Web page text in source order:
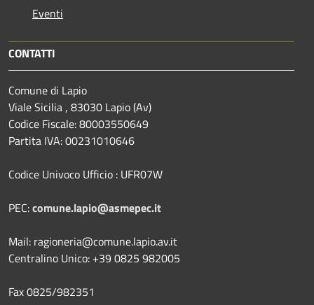
Eventi
CONTATTI
Comune di Lapio
Viale Sicilia , 83030 Lapio (Av)
Codice Fiscale: 80003550649
Partita IVA: 00231010646
Codice Univoco Ufficio : UFR07W
PEC:comune.lapio@asmepec.it
Mail: ragioneria@comune.lapio.av.it
Centralino Unico: +39 0825 982005
Fax 0825/982351